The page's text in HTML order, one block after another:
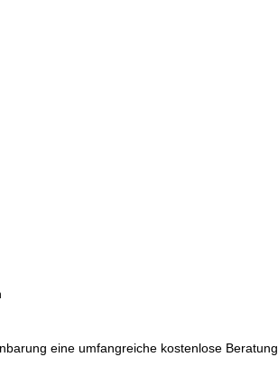
eine umfangreiche kostenlose Beratung.